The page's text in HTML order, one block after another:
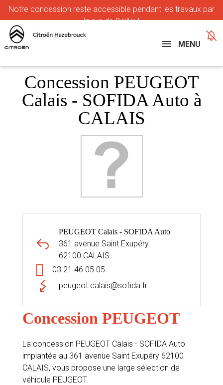
Notre concession reste accessible pendant les travaux par
la rue de Bailleul
MENU
Concession PEUGEOT
Calais - SOFIDA Auto à
CALAIS
PEUGEOT Calais - SOFIDA Auto
361 avenue Saint Exupéry
62100 CALAIS
03 21 46 05 05
peugeot.calais@sofida.fr
Concession PEUGEOT
La concession PEUGEOT Calais - SOFIDA Auto
implantée au 361 avenue Saint Exupéry 62100
CALAIS, vous propose une large sélection de
véhicule PEUGEOT.